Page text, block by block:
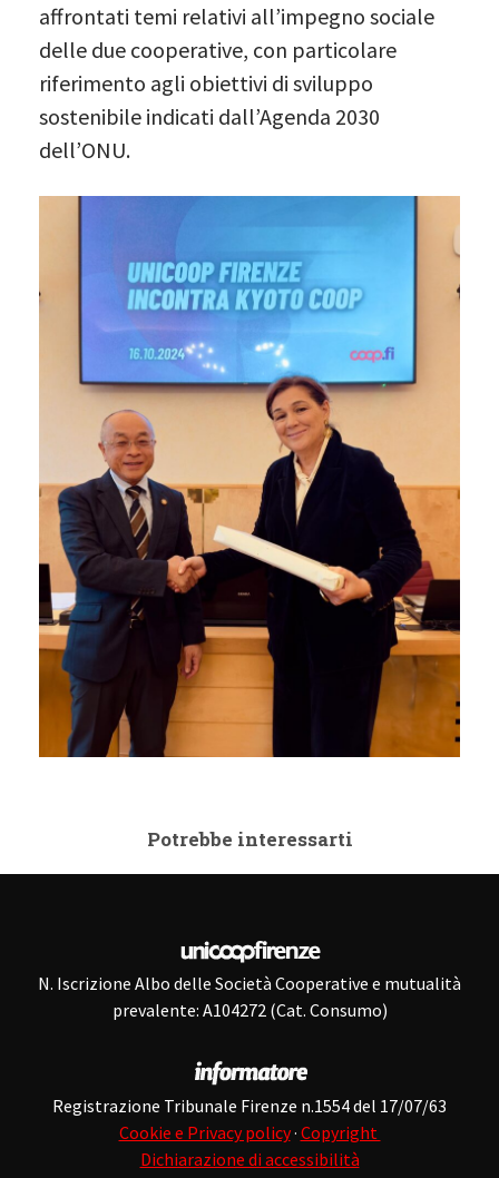
affrontati temi relativi all’impegno sociale
delle due cooperative, con particolare
riferimento agli obiettivi di sviluppo
sostenibile indicati dall’Agenda 2030
dell’ONU.
Potrebbe interessarti
N. Iscrizione Albo delle Società Cooperative e mutualità
prevalente: A104272 (Cat. Consumo)
Registrazione Tribunale Firenze n.1554 del 17/07/63
Cookie e Privacy policy· Copyright
Dichiarazione di accessibilità